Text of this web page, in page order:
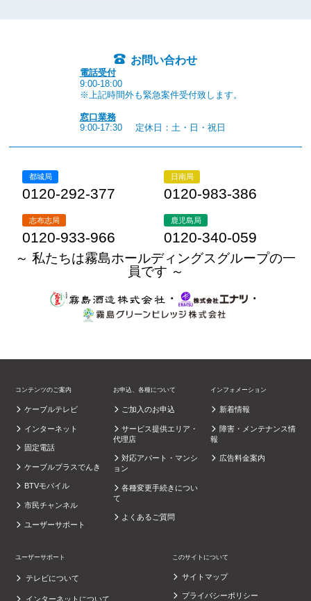
お問い合わせ
電話受付
9:00-18:00
※上記時間外も緊急案件受付致します。
窓口業務
9:00-17:30
定休日：土・日・祝日
都城局
0120-292-377
日南局
0120-983-386
志布志局
0120-933-966
鹿児島局
0120-340-059
～ 私たちは霧島ホールディングスグループの一
員です ～
・
・
コンテンツのご案内
ケーブルテレビ
インターネット
固定電話
ケーブルプラスでんき
BTVモバイル
市民チャンネル
ユーザーサポート
お申込、各種について
ご加入のお申込
サービス提供エリア・
代理店
対応アパート・マンシ
ョン
各種変更手続きについ
て
よくあるご質問
インフォメーション
新着情報
障害・メンテナンス情
報
広告料金案内
ユーザーサポート
テレビについて
インターネットについて
このサイトについて
サイトマップ
プライバシーポリシー